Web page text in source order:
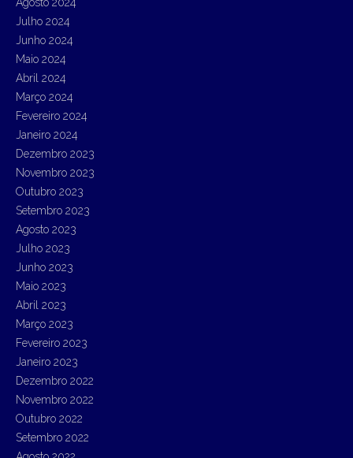
Agosto 2024
Julho 2024
Junho 2024
Maio 2024
Abril 2024
Março 2024
Fevereiro 2024
Janeiro 2024
Dezembro 2023
Novembro 2023
Outubro 2023
Setembro 2023
Agosto 2023
Julho 2023
Junho 2023
Maio 2023
Abril 2023
Março 2023
Fevereiro 2023
Janeiro 2023
Dezembro 2022
Novembro 2022
Outubro 2022
Setembro 2022